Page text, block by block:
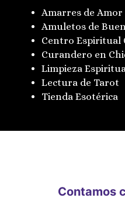
Amarres de Amor
Amuletos de
Centro Espiritual
Curandero en
Limpieza
Lectura de Tarot
Tienda Esotérica
Contamos